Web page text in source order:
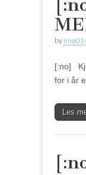
by
[:no]
for i år
Les